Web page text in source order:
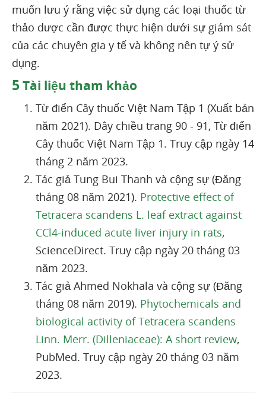
muốn lưu ý rằng việc sử dụng các loại thuốc từ
thảo dược cần được thực hiện dưới sự giám sát
của các chuyên gia y tế và không nên tự ý sử
dụng.
5 Tài liệu tham khảo
Từ điển Cây thuốc Việt Nam Tập 1 (Xuất bản
năm 2021). Dây chiều trang 90 - 91, Từ điển
Cây thuốc Việt Nam Tập 1. Truy cập ngày 14
tháng 2 năm 2023.
Tác giả Tung Bui Thanh và cộng sự (Đăng
tháng 08 năm 2021). Protective effect of
Tetracera scandens L. leaf extract against
CCl4-induced acute liver injury in rats,
ScienceDirect. Truy cập ngày 20 tháng 03
năm 2023.
Tác giả Ahmed Nokhala và cộng sự (Đăng
tháng 08 năm 2019). Phytochemicals and
biological activity of Tetracera scandens
Linn. Merr. (Dilleniaceae): A short review,
PubMed. Truy cập ngày 20 tháng 03 năm
2023.